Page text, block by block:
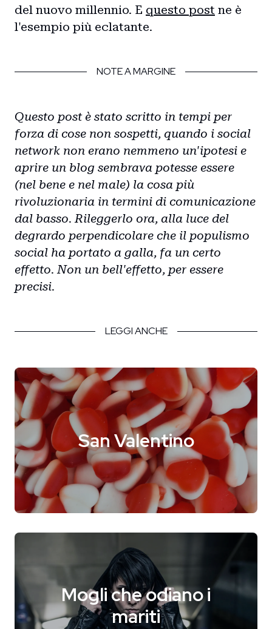
del nuovo millennio. E questo post ne è
l'esempio più eclatante.
NOTE A MARGINE
Questo post è stato scritto in tempi per
forza di cose non sospetti, quando i social
network non erano nemmeno un'ipotesi e
aprire un blog sembrava potesse essere
(nel bene e nel male) la cosa più
rivoluzionaria in termini di comunicazione
dal basso. Rileggerlo ora, alla luce del
degrardo perpendicolare che il populismo
social ha portato a galla, fa un certo
effetto. Non un bell'effetto, per essere
precisi.
LEGGI ANCHE
San Valentino
Mogli che odiano i
mariti